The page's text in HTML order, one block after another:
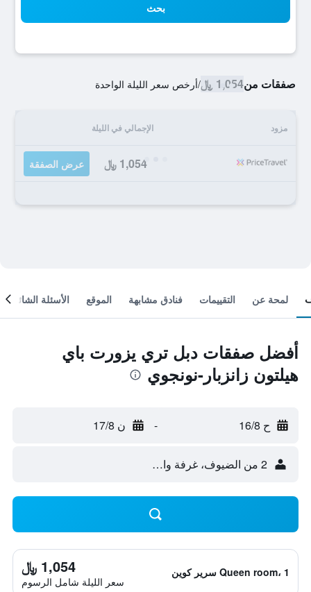
بحث
صفقات من1,054 ﷼ /أرخص سعر الليلة الواحدة
مزود الإجمالي في الليلة
1,054 ﷼ عرض الصفقة
لمحة عن التقييمات فنادق مشابهة الموقع الأسئلة الشائعة
أفضل صفقات دبل تري يزورت باي
هيلتون زانزبار-نونجوي
ح 16/8 - ن 17/8
2 من الضيوف، غرفة واحدة
Queen room، 1 سرير كوين 1,054 ﷼
سعر الليلة شامل الرسوم